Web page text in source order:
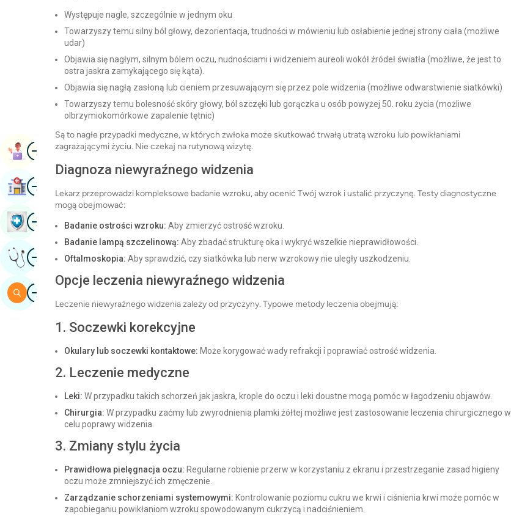
Występuje nagle, szczególnie w jednym oku
Towarzyszy temu silny ból głowy, dezorientacja, trudności w mówieniu lub osłabienie jednej strony ciała (możliwe
udar)
Objawia się nagłym, silnym bólem oczu, nudnościami i widzeniem aureoli wokół źródeł światła (możliwe, że jest to
ostra jaskra zamykającego się kąta).
Objawia się nagłą zasłoną lub cieniem przesuwającym się przez pole widzenia (możliwe odwarstwienie siatkówki)
Towarzyszy temu bolesność skóry głowy, ból szczęki lub gorączka u osób powyżej 50. roku życia (możliwe
olbrzymiokomórkowe zapalenie tętnic)
Są to nagłe przypadki medyczne, w których zwłoka może skutkować trwałą utratą wzroku lub powikłaniami
zagrażającymi życiu. Nie czekaj na rutynową wizytę.
Diagnoza niewyraźnego widzenia
Lekarz przeprowadzi kompleksowe badanie wzroku, aby ocenić Twój wzrok i ustalić przyczynę. Testy diagnostyczne
mogą obejmować:
Badanie ostrości wzroku: Aby zmierzyć ostrość wzroku.
Badanie lampą szczelinową: Aby zbadać strukturę oka i wykryć wszelkie nieprawidłowości.
Oftalmoskopia: Aby sprawdzić, czy siatkówka lub nerw wzrokowy nie uległy uszkodzeniu.
Opcje leczenia niewyraźnego widzenia
Leczenie niewyraźnego widzenia zależy od przyczyny. Typowe metody leczenia obejmują:
1. Soczewki korekcyjne
Okulary lub soczewki kontaktowe: Może korygować wady refrakcji i poprawiać ostrość widzenia.
2. Leczenie medyczne
Leki: W przypadku takich schorzeń jak jaskra, krople do oczu i leki doustne mogą pomóc w łagodzeniu objawów.
Chirurgia: W przypadku zaćmy lub zwyrodnienia plamki żółtej możliwe jest zastosowanie leczenia chirurgicznego w
celu poprawy widzenia.
3. Zmiany stylu życia
Prawidłowa pielęgnacja oczu: Regularne robienie przerw w korzystaniu z ekranu i przestrzeganie zasad higieny
oczu może zmniejszyć ich zmęczenie.
Zarządzanie schorzeniami systemowymi: Kontrolowanie poziomu cukru we krwi i ciśnienia krwi może pomóc w
zapobieganiu powikłaniom wzroku spowodowanym cukrzycą i nadciśnieniem.
ObrazUmów Się Na Wizytę
ObrazZnajdź Szpital
ObrazZarezerwuj Badanie Kontrolne
ObrazUzyskaj Opinię Eksperta
ObrazSzukaj